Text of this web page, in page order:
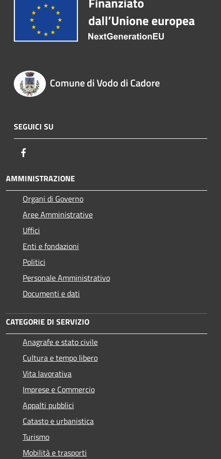
Comune di Vodo di Cadore
SEGUICI SU
AMMINISTRAZIONE
Organi di Governo
Aree Amministrative
Uffici
Enti e fondazioni
Politici
Personale Amministrativo
Documenti e dati
CATEGORIE DI SERVIZIO
Anagrafe e stato civile
Cultura e tempo libero
Vita lavorativa
Imprese e Commercio
Appalti pubblici
Catasto e urbanistica
Turismo
Mobilità e trasporti